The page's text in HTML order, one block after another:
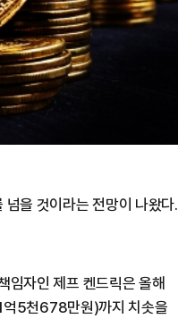
을 것이라는 전망이 나왔다.
임자인 제프 켄드릭은 올해
5천678만원)까지 치솟을